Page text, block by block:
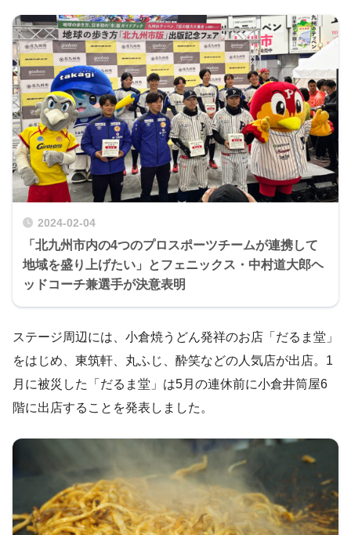
2024-02-04
「北九州市内の4つのプロスポーツチームが連携して
地域を盛り上げたい」とフェニックス・中村道大郎ヘ
ッドコーチ兼選手が決意表明
ステージ周辺には、小倉焼うどん発祥のお店「だるま堂」
をはじめ、東筑軒、丸ふじ、酔笑などの人気店が出店。1
月に被災した「だるま堂」は5月の連休前に小倉井筒屋6
階に出店することを発表しました。